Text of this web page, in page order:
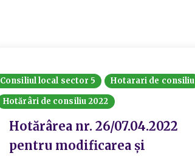
Consiliul local sector 5
Hotarari de consiliu
Hotărâri de consiliu 2022
Hotărârea nr. 26/07.04.2022
pentru modificarea și